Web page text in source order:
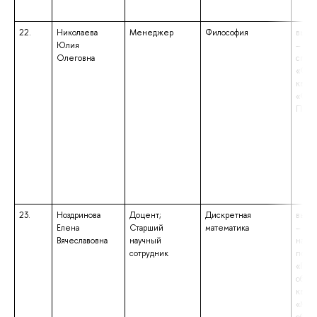
22.
Николаева
Юлия
Олеговна
Менеджер Философия
–
23.
Ноздринова
Елена
Вячеславовна
Доцент;
Старший
научный
сотрудник
Дискретная
математика
–